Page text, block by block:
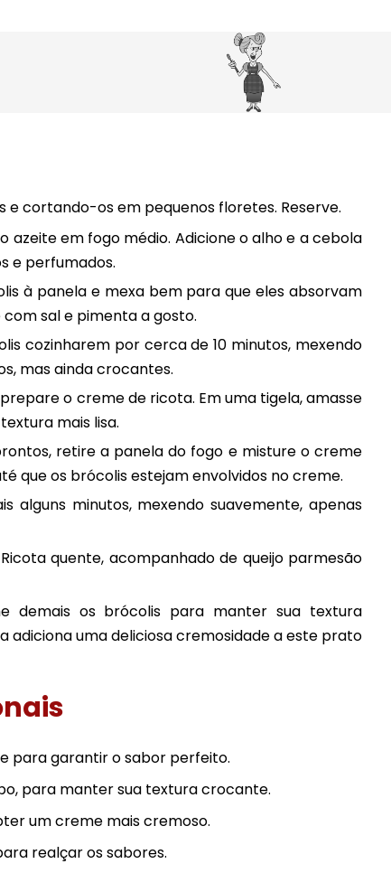
e cortando-os em pequenos floretes. Reserve.
azeite em fogo médio. Adicione o alho e a cebola
e perfumados.
à panela e mexa bem para que eles absorvam
sal e pimenta a gosto.
cozinharem por cerca de 10 minutos, mexendo
mas ainda crocantes.
o creme de ricota. Em uma tigela, amasse
mais lisa.
retire a panela do fogo e misture o creme
que os brócolis estejam envolvidos no creme.
alguns minutos, mexendo suavemente, apenas
quente, acompanhado de queijo parmesão
demais os brócolis para manter sua textura
uma deliciosa cremosidade a este prato
para garantir o sabor perfeito.
para manter sua textura crocante.
um creme mais cremoso.
realçar os sabores.